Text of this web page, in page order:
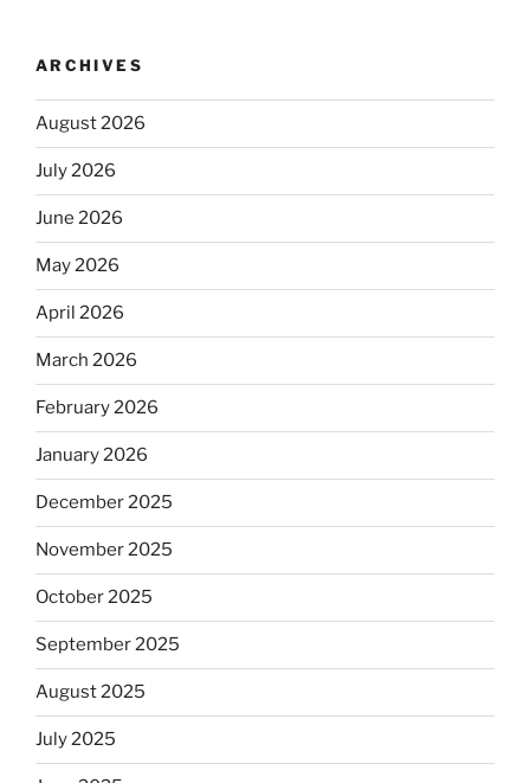
ARCHIVES
August 2026
July 2026
June 2026
May 2026
April 2026
March 2026
February 2026
January 2026
December 2025
November 2025
October 2025
September 2025
August 2025
July 2025